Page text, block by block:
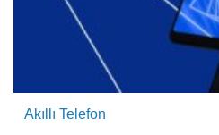
Akıllı Telefon